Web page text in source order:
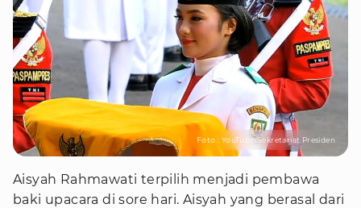
Foto : YouTube/Sekretariat Presiden
Aisyah Rahmawati terpilih menjadi pembawa
baki upacara di sore hari. Aisyah yang berasal dari